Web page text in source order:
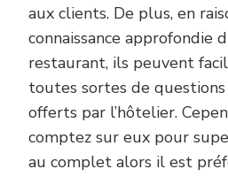
aux clients. De plus, en
connaissance approfondie
restaurant, ils peuvent
toutes sortes de
offerts par l’hôtelier.
comptez sur eux pour
au complet alors il est